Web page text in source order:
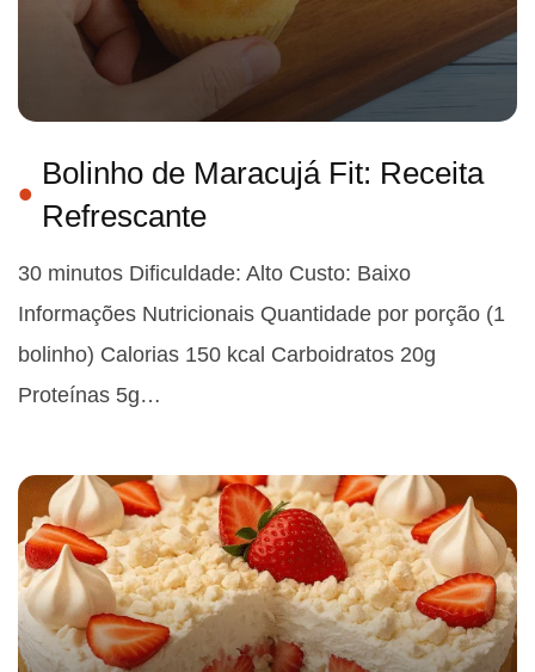
Bolinho de Maracujá Fit: Receita
Refrescante
30 minutos Dificuldade: Alto Custo: Baixo
Informações Nutricionais Quantidade por porção (1
bolinho) Calorias 150 kcal Carboidratos 20g
Proteínas 5g…